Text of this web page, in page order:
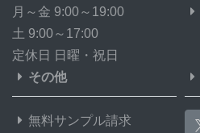
月～金 9:00～19:00
土 9:00～17:00
定休日 日曜・祝日
その他
無料サンプル請求